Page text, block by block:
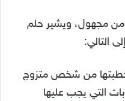
من مجهول، ويشير حلم
التالي:
خطبتها من شخص متزوج
التي يجب عليها